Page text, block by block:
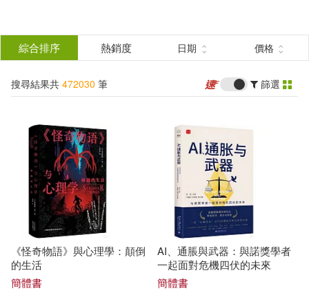
結
分類 (單選)
所有商品(472030)
圖書(434616) 影音(4170)
雜誌(4530)
服飾(188) 家居生活(745)
美食(568) 3C(2680)
作者 (可複選)
杜志建（主編）(912)
綜合排序 熱銷度 日期 價格
搜尋結果共 472030 筆 篩選
《怪奇物語》與心理學：顛倒
的生活
簡體書
AI、通脹與武器：與諾獎學者
一起面對危機四伏的未來
簡體書